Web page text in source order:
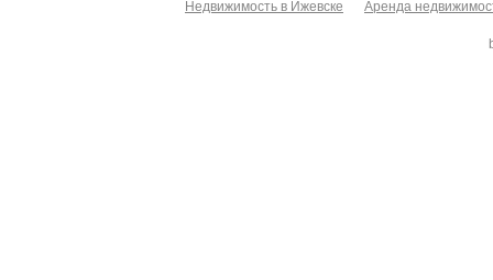
Недвижимость в Ижевске Аренда